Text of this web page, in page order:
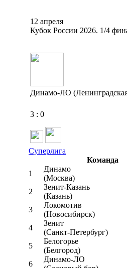
12 апреля
Кубок России 2026. 1/4
Динамо-ЛО
3 : 0
Суперлига
Команда
1
Динамо
(Москва)
2
Зенит-Казань
(Казань)
3
Локомотив
(Новосибирск)
4
Зенит
(Санкт-Петербург)
5
Белогорье
(Белгород)
6
Динамо-ЛО